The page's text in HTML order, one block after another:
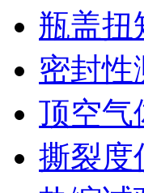
瓶盖扭
密封性
顶空气
撕裂度